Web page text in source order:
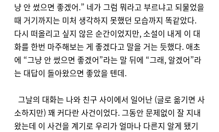
냥 안 썼으면 좋겠어.” 네가 그럼 뭐라고 부르냐고 되물었을
때 거기까지는 미처 생각하지 못했던 모습까지 똑같았다.
다시 떠올리고 싶지 않은 순간이었지만, 소설이 내게 이 대
화를 한번 마주해보는 게 좋겠다고 말을 거는 듯했다. 애초
에 “그냥 안 썼으면 좋겠어”라는 말 뒤에 “그래, 알겠어”라
는 대답이 돌아왔으면 좋았을 텐데.
그날의 대화는 나와 친구 사이에서 일어난 (글로 옮기면 사
소하지만) 꽤 커다란 사건이었다. 그동안 문제없이 잘 지내
왔는데 이 사건을 계기로 우리가 얼마나 다른지 알게 됐기